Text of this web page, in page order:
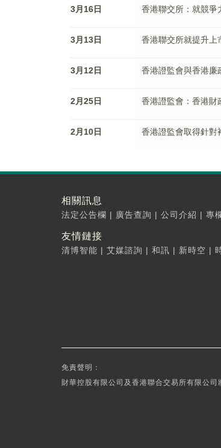
3月16日 香港聯交所：就競爭
3月13日 香港聯交所就提升上
3月12日 香港證監會與香港廉
2月25日 香港證監會：香港財
2月10日 香港證監會取得針對
相關訊息
法定公告欄 | 廣告查詢 | 公司介紹 | 專
友情鏈接
清博智能 | 艾媒諮詢 | 和訊 | 新時空 |
免責聲明：
財華控股有限公司及香港聯合交易所有限公